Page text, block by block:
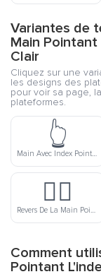
Variantes de
Main Pointant
Clair
Cliquez sur une
les designs des
pour voir sa page,
plateformes.
👆
Main Avec Index Pointant Vers Le Haut
👆🏽
Revers De La Main Pointant L'index Vers Le Haut De Couleur Moyenne
Comment
Pointant